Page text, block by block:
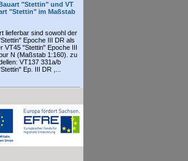
"Stettin" und VT
"Stettin" im Maßstab
lieferbar sind sowohl der
Epoche III DR als
VT45 "Stettin" Epoche III
N (Maßstab 1:160). zu
VT137 331a/b
Ep. III DR ,...